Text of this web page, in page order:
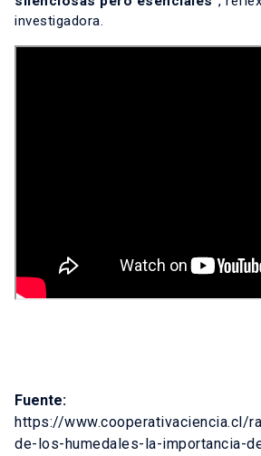
investigadora.
Fuente:
https://www.cooperativaciencia.cl/
de-los-humedales-la-importancia-